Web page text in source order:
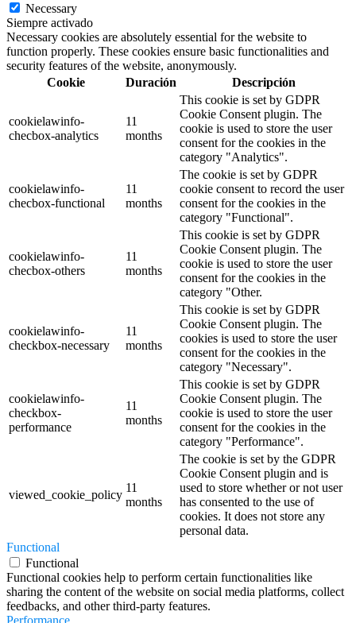
Necessary
Siempre activado
Necessary cookies are absolutely essential for the website to
function properly. These cookies ensure basic functionalities and
security features of the website, anonymously.
Cookie
Duración Descripción
cookielawinfo-
checbox-analytics
11
months
This cookie is set by GDPR
Cookie Consent plugin. The
cookie is used to store the user
consent for the cookies in the
category "Analytics".
cookielawinfo-
checbox-functional
11
months
The cookie is set by GDPR
cookie consent to record the user
consent for the cookies in the
category "Functional".
cookielawinfo-
checbox-others
11
months
This cookie is set by GDPR
Cookie Consent plugin. The
cookie is used to store the user
consent for the cookies in the
category "Other.
cookielawinfo-
checkbox-necessary
11
months
This cookie is set by GDPR
Cookie Consent plugin. The
cookies is used to store the user
consent for the cookies in the
category "Necessary".
cookielawinfo-
checkbox-
performance
11
months
This cookie is set by GDPR
Cookie Consent plugin. The
cookie is used to store the user
consent for the cookies in the
category "Performance".
viewed_cookie_policy
11
months
The cookie is set by the GDPR
Cookie Consent plugin and is
used to store whether or not user
has consented to the use of
cookies. It does not store any
personal data.
Functional
Functional
Functional cookies help to perform certain functionalities like
sharing the content of the website on social media platforms, collect
feedbacks, and other third-party features.
Performance